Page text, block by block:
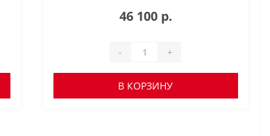
46 100 р.
- +
В КОРЗИНУ